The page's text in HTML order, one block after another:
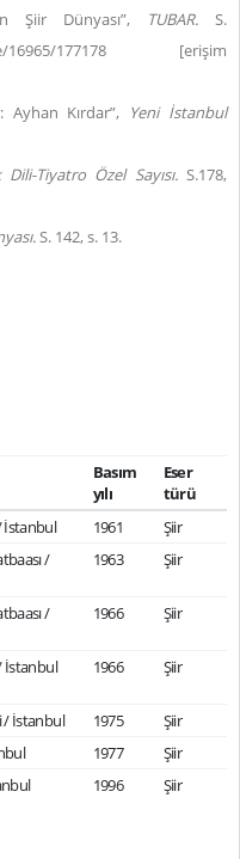
Şiir Dünyası”,
TUBAR. S.
16965/177178 [erişim
Ayhan Kırdar”, Yeni İstanbul
Dili-Tiyatro Özel Sayısı. S.178,
S. 142, s. 13.
Basım
yılı
Eser
türü
İstanbul 1961
Şiir
/
1963 Şiir
/
1966 Şiir
İstanbul 1966 Şiir
/ İstanbul 1975
Şiir
1977
Şiir
1996 Şiir